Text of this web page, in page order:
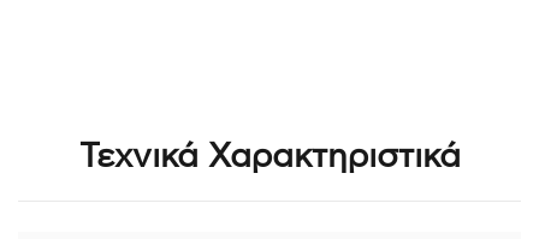
Τεχνικά Χαρακτηριστικά